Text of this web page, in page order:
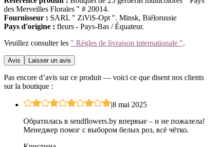
des Merveilles Florales " # 20014.
Fournisseur : SARL " ZiViS-Opt ". Minsk, Biélorussie
Pays d'origine : fleurs - Pays-Bas / Équateur.
Veuillez consulter les " Règles de livraison internationale ".
Avis Laisser un avis
Pas encore d’avis sur ce produit — voici ce que disent nos clients
sur la boutique :
|8 mai 2025
Обратилась в sendflowers.by впервые – и не пожалела!
Менеджер помог с выбором белых роз, всё чётко.